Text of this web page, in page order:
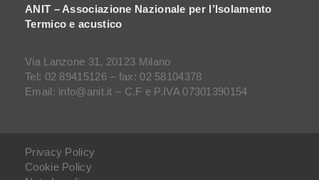
ANIT – Associazione Nazionale per l’Isolamento
Termico e acustico
Via Lanzone 31, 20123 Milano
Tel: 02 89415126 – fax: 02 58104378
Email: info@anit.it – C.F e P.IVA 07301390154
Privacy Policy
Cookie Policy